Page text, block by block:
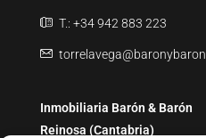
T.: +34 942 883 223
Inmobiliaria Barón & Barón
Reinosa (Cantabria)